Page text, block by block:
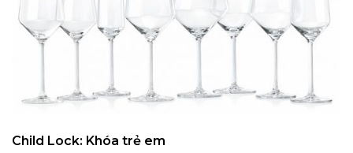
Child Lock: Khóa trẻ em